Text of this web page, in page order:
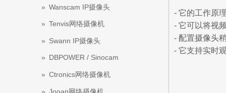
Wanscam IP摄像头
Tenvis网络摄像机
Swann IP摄像头
DBPOWER / Sinocam
Ctronics网络摄像机
Jooan网络摄像机
- 它的工作原
- 它可以将视
- 配置摄像头
- 它支持实时